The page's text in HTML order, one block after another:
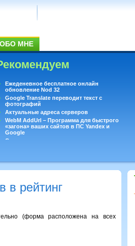
ОБО МНЕ
Ежеденевное бесплатное онлайн
обновление Nod 32
Google Translate переводит текст с
фотографий
Актуальные адреса серверов
WebM AddUrl – Программа для быстрого
«загона» ваших сайтов в ПС Yandex и
Google
Существует вопросы, на которые не может
в рейтинг
(форма расположена на всех